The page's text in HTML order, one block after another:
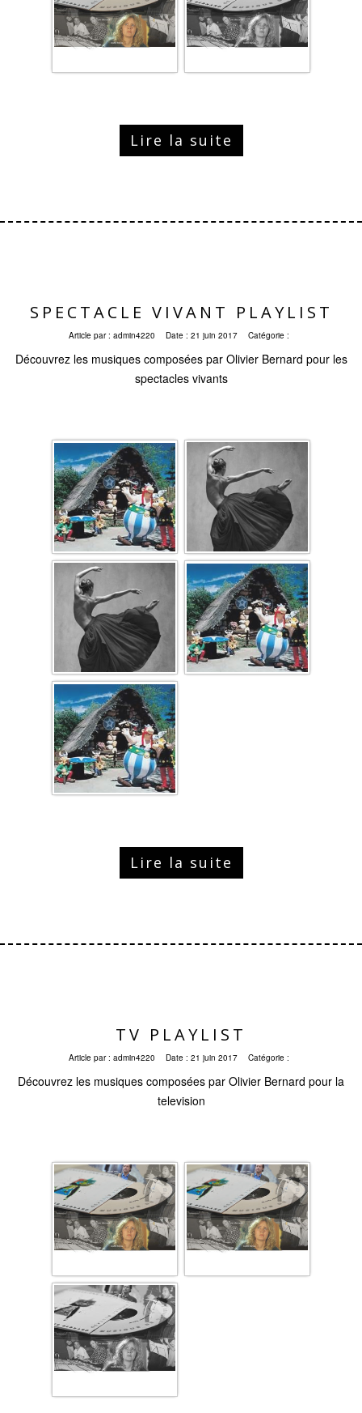
Lire la suite
SPECTACLE VIVANT PLAYLIST
Article par : admin4220 Date : 21 juin 2017 Catégorie :
Découvrez les musiques composées par Olivier Bernard pour les
spectacles vivants
Lire la suite
TV PLAYLIST
Article par : admin4220 Date : 21 juin 2017 Catégorie :
Découvrez les musiques composées par Olivier Bernard pour la
television